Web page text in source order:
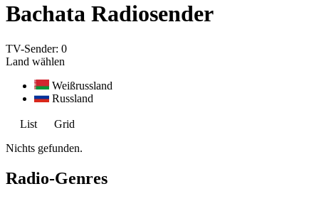
Bachata Radiosender
TV-Sender: 0
Land wählen
Weißrussland
Russland
List
Grid
Nichts gefunden.
Radio-Genres